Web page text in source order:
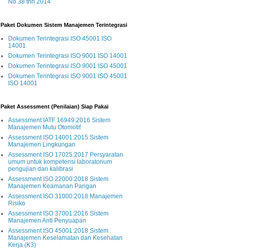
No 38 thn 2014
Paket Dokumen Sistem Manajemen Terintegrasi
Dokumen Terintegrasi ISO 45001 ISO
14001
Dokumen Terintegrasi ISO 9001 ISO 14001
Dokumen Terintegrasi ISO 9001 ISO 45001
Dokumen Terintegrasi ISO 9001 ISO 45001
ISO 14001
Paket Assessment (Penilaian) Siap Pakai
Assessment IATF 16949:2016 Sistem
Manajemen Mutu Otomotif
Assessment ISO 14001:2015 Sistem
Manajemen Lingkungan
Assessment ISO 17025:2017 Persyaratan
umum untuk kompetensi laboratorium
pengujian dan kalibrasi
Assessment ISO 22000:2018 Sistem
Manajemen Keamanan Pangan
Assessment ISO 31000:2018 Manajemen
Risiko
Assessment ISO 37001:2016 Sistem
Manajemen Anti Penyuapan
Assessment ISO 45001:2018 Sistem
Manajemen Keselamatan dan Kesehatan
Kerja (K3)